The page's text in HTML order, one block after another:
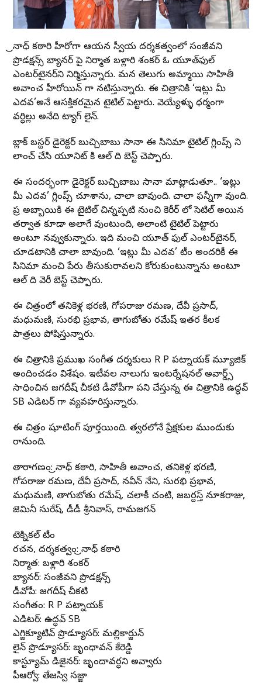
త్రినాధ్ కఠారి హీరోగా ఆయన స్వీయ దర్శకత్వంలో సంజీవని
ప్రొడక్షన్స్ బ్యానర్ పై నిర్మాత బళ్లారి శంకర్ ఓ యూత్‌ఫుల్
ఎంటర్‌టైనర్‌ని నిర్మిస్తున్నారు. మన తెలుగు అమ్మాయి సాహితీ
అవాంచ హీరోయిన్ గా నటిస్తున్నారు. ఈ చిత్రానికి ‘ఇట్లు మీ
ఎదవ’అనే ఆసక్తికరమైన టైటిల్ పెట్టారు. వెయ్యేళ్ళు ధర్మంగా
వర్ధిల్లు అనేది ట్యాగ్ లైన్.
బ్లాక్ బస్టర్ డైరెక్టర్ బుచ్చిబాబు సానా ఈ సినిమా టైటిల్ గ్లింప్స్ ని
లాంచ్ చేసి యూనిట్ కి ఆల్ ది బెస్ట్ చెప్పారు.
ఈ సందర్భంగా డైరెక్టర్ బుచ్చిబాబు సానా మాట్లాడుతూ.. ‘ఇట్లు
మీ ఎదవ’ గ్లింప్స్ చూశాను, చాలా బావుంది. చాలా ఫన్నీగా వుంది.
ప్రతి అబ్బాయికి ఈ టైటిల్ చిన్నప్పటి నుంచి కెరీర్ లో సెటిల్ అయిన
తర్వాత కూడా అలాగే వుంటుంది, అలాంటి టైటిల్ పెట్టారు
అంటూ నవ్వుకున్నారు. ఇది మంచి యూత్ ఫుల్ ఎంటర్‌టైనర్‌,
చూడటానికి చాలా బావుంది. ‘ఇట్లు మీ ఎదవ’ టీం అందరికీ ఈ
సినిమా మంచి పేరు తీసుకురావలని కోరుకుంటున్నాను అంటూ
ఆల్ ది వెరీ బెస్ట్ చెప్పారు.
ఈ చిత్రంలో తనికెళ్ల భరణి, గోపరాజు రమణ, దేవీ ప్రసాద్,
మధుమణి, సురభి ప్రభావతి, తాగుబోతు రమేష్ ఇతర కీలక
పాత్రలు పోషిస్తున్నారు.
ఈ చిత్రానికి ప్రముఖ సంగీత దర్శకులు R P పట్నాయక్ మ్యూజిక్
అందించడం విశేషం. ఇటీవల నాలుగు ఇంటర్నేషనల్ అవార్డ్స్
సాధించిన జగదీష్ చీకటి డీవోపీగా పని చేస్తున్న ఈ చిత్రానికి ఉద్ధవ్
SB ఎడిటర్ గా వ్యవహరిస్తున్నారు.
ఈ చిత్రం షూటింగ్ పూర్తయింది. త్వరలోనే ప్రేక్షకుల ముందుకు
రానుంది.
తారాగణం: త్రినాధ్ కఠారి, సాహితీ అవాంచ, తనికెళ్ల భరణి,
గోపరాజు రమణ, దేవీ ప్రసాద్, నవీన్ నేని, సురభి ప్రభావతి,
మధుమణి, తాగుబోతు రమేష్, చలాకీ చంటి, జబర్దస్త్ నూకరాజు,
జెమినీ సురేష్, డీడీ శ్రీనివాస్, రామజగన్
టెక్నికల్ టీం
రచన, దర్శకత్వం: త్రినాధ్ కఠారి
నిర్మాత: బళ్లారి శంకర్
బ్యానర్: సంజీవని ప్రొడక్షన్స్
డీవోపీ: జగదీష్ చీకటి
సంగీతం: R P పట్నాయక్
ఎడిటర్: ఉద్ధవ్ SB
ఎగ్జిక్యూటివ్ ప్రొడ్యూసర్: మల్లికార్జున్
లైన్ ప్రొడ్యూసర్: బృంధావన్ కేతిరెడ్డి
కాస్ట్యూమ్ డిజైనర్: బృందావర్ధని అవ్వారు
పీఆర్వో: తేజస్వి సజ్జా